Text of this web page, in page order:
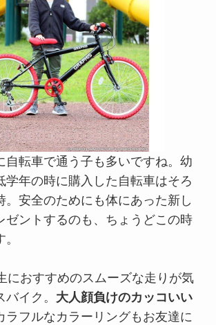
自転車で通う子も多いですね。幼
学年の時に購入した自転車はそろ
。安全のためにも体にあった新し
ゼントするのも、ちょうどこの時
におすすめのスムーズな走りが気
イク。 大人顔負けのカッコいい
ラフルなカラーリングもお友達に